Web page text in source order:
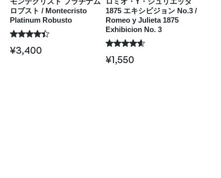
ロブスト / Montecristo
Platinum Robusto
¥3,400
1875 エキシビジョン No.3 /
Romeo y Julieta 1875
Exhibicion No. 3
¥1,550